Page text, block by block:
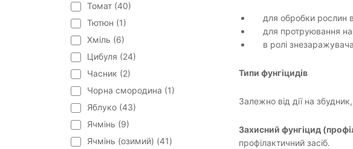
Томат (40)
Тютюн (1)
Хміль (6)
Цибуля (24)
Часник (2)
Чорна смородина (1)
Яблуко (43)
Ячмінь (9)
Ячмінь (озимий) (41)
для обробки рослин
для протруювання
в ролі
Типи фунгіцидів
Залежно від дії на
Захисний фунгіцид
профілактичний засіб.